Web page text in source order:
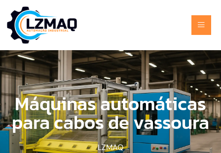
Máquinas automáticas
para cabos de vassoura
LZMAQ